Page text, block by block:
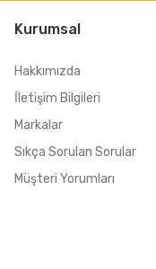
Kurumsal
Hakkımızda
İletişim Bilgileri
Markalar
Sıkça Sorulan Sorular
Müşteri Yorumları